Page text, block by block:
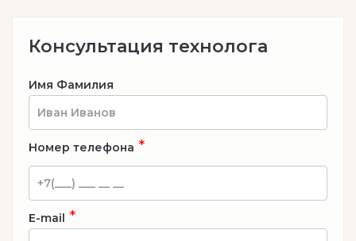
Консультация технолога
Имя Фамилия
Номер телефона *
E-mail *